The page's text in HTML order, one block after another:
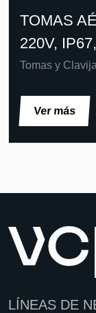
TOMAS
220V,
Tomas y
Ver más
LÍNEAS DE